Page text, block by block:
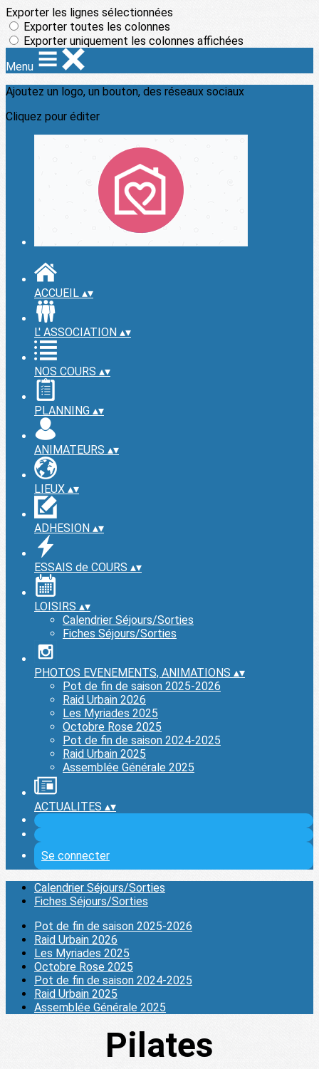
Exporter les lignes sélectionnées
Exporter toutes les colonnes
Exporter uniquement les colonnes affichées
Menu
Ajoutez un logo, un bouton, des réseaux sociaux
Cliquez pour éditer
ACCUEIL ▴▾
L' ASSOCIATION ▴▾
NOS COURS ▴▾
PLANNING ▴▾
ANIMATEURS ▴▾
LIEUX ▴▾
ADHESION ▴▾
ESSAIS de COURS ▴▾
LOISIRS ▴▾
Calendrier Séjours/Sorties
Fiches Séjours/Sorties
PHOTOS EVENEMENTS, ANIMATIONS ▴▾
Pot de fin de saison 2025-2026
Raid Urbain 2026
Les Myriades 2025
Octobre Rose 2025
Pot de fin de saison 2024-2025
Raid Urbain 2025
Assemblée Générale 2025
ACTUALITES ▴▾
Se connecter
Calendrier Séjours/Sorties
Fiches Séjours/Sorties
Pot de fin de saison 2025-2026
Raid Urbain 2026
Les Myriades 2025
Octobre Rose 2025
Pot de fin de saison 2024-2025
Raid Urbain 2025
Assemblée Générale 2025
Pilates